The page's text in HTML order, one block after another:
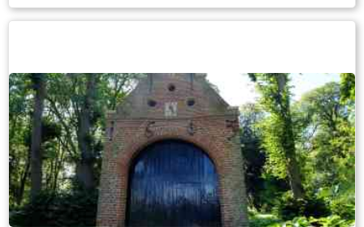
linker restaurant dat sinds een paar jaar in de
“Laaksumer Bot” suggereert dat de vis terplekke
gevangen wordt. En niets is minder waar.
Tegenover de twee visrestaurants ligt in het
kleinste haventje van Europa eenzaam en
alleen de HL6. Navraag in het restaurant leert
dan dit de vissersboot van de gebroeders De
Vries is. Zij zijn de laatste overgebleven vissers